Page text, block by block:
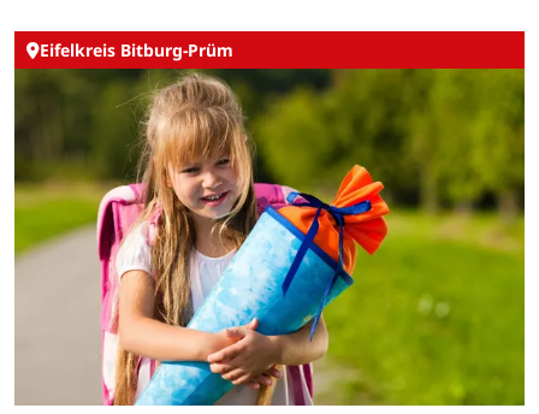
Eifelkreis Bitburg-Prüm